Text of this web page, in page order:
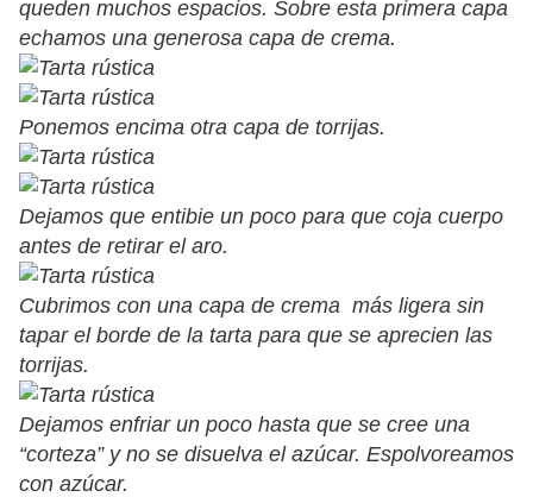
queden muchos espacios. Sobre esta primera capa
echamos una generosa capa de crema.
Ponemos encima otra capa de torrijas.
Dejamos que entibie un poco para que coja cuerpo
antes de retirar el aro.
Cubrimos con una capa de crema más ligera sin
tapar el borde de la tarta para que se aprecien las
torrijas.
Dejamos enfriar un poco hasta que se cree una
“corteza” y no se disuelva el azúcar. Espolvoreamos
con azúcar.